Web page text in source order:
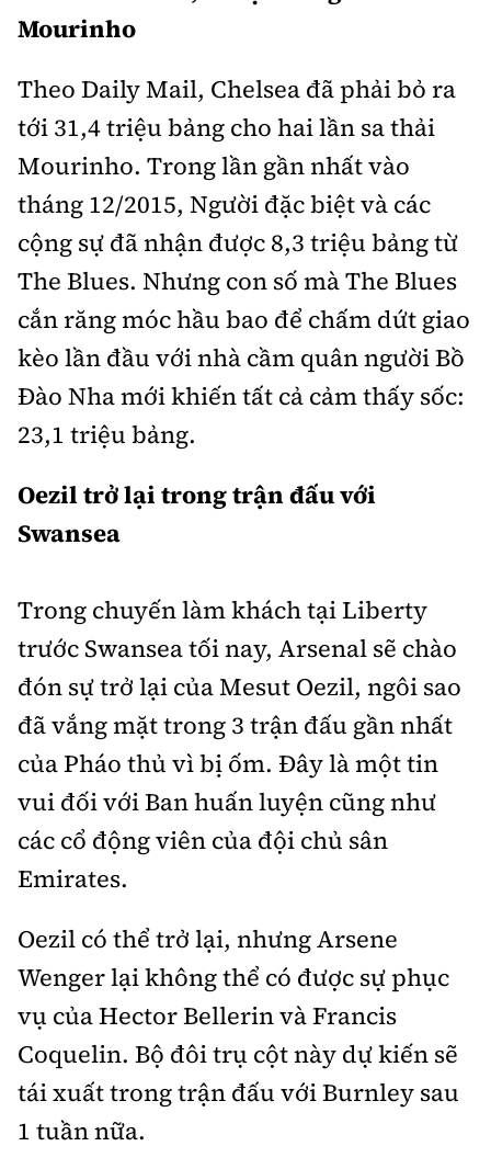
Mourinho
Theo Daily Mail, Chelsea đã phải bỏ ra
tới 31,4 triệu bảng cho hai lần sa thải
Mourinho. Trong lần gần nhất vào
tháng 12/2015, Người đặc biệt và các
cộng sự đã nhận được 8,3 triệu bảng từ
The Blues. Nhưng con số mà The Blues
cắn răng móc hầu bao để chấm dứt giao
kèo lần đầu với nhà cầm quân người Bồ
Đào Nha mới khiến tất cả cảm thấy sốc:
23,1 triệu bảng.
Oezil trở lại trong trận đấu với
Swansea
Trong chuyến làm khách tại Liberty
trước Swansea tối nay, Arsenal sẽ chào
đón sự trở lại của Mesut Oezil, ngôi sao
đã vắng mặt trong 3 trận đấu gần nhất
của Pháo thủ vì bị ốm. Đây là một tin
vui đối với Ban huấn luyện cũng như
các cổ động viên của đội chủ sân
Emirates.
Oezil có thể trở lại, nhưng Arsene
Wenger lại không thể có được sự phục
vụ của Hector Bellerin và Francis
Coquelin. Bộ đôi trụ cột này dự kiến sẽ
tái xuất trong trận đấu với Burnley sau
1 tuần nữa.